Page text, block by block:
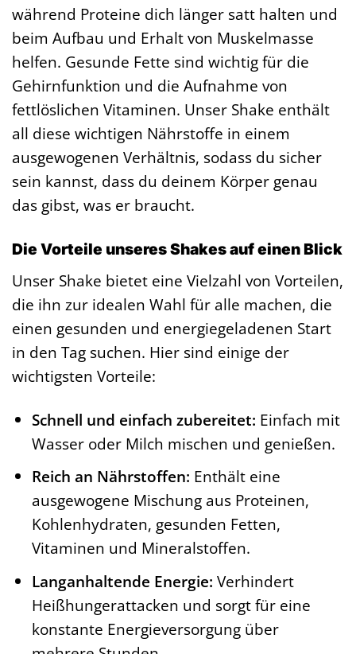
während Proteine dich länger satt halten und
beim Aufbau und Erhalt von Muskelmasse
helfen. Gesunde Fette sind wichtig für die
Gehirnfunktion und die Aufnahme von
fettlöslichen Vitaminen. Unser Shake enthält
all diese wichtigen Nährstoffe in einem
ausgewogenen Verhältnis, sodass du sicher
sein kannst, dass du deinem Körper genau
das gibst, was er braucht.
Die Vorteile unseres Shakes auf einen Blick
Unser Shake bietet eine Vielzahl von Vorteilen,
die ihn zur idealen Wahl für alle machen, die
einen gesunden und energiegeladenen Start
in den Tag suchen. Hier sind einige der
wichtigsten Vorteile:
Schnell und einfach zubereitet: Einfach mit
Wasser oder Milch mischen und genießen.
Reich an Nährstoffen: Enthält eine
ausgewogene Mischung aus Proteinen,
Kohlenhydraten, gesunden Fetten,
Vitaminen und Mineralstoffen.
Langanhaltende Energie: Verhindert
Heißhungerattacken und sorgt für eine
konstante Energieversorgung über